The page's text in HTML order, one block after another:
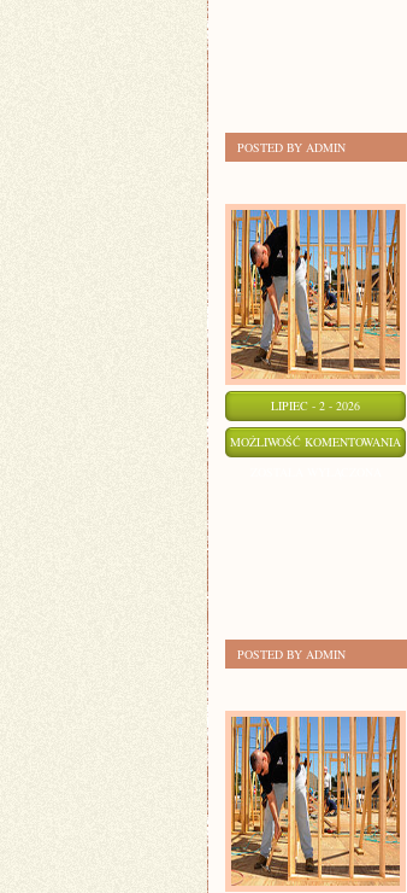
POSTED BY ADMIN
LIPIEC - 2 - 2026
MOŻLIWOŚĆ KOMENTOWANIA
POSTED BY ADMIN